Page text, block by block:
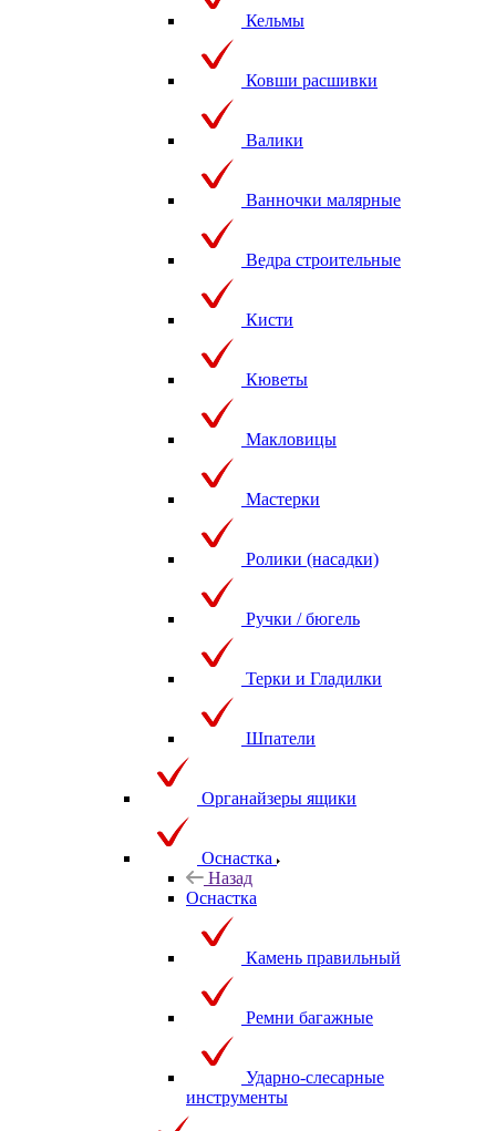
Кельмы
Ковши расшивки
Валики
Ванночки малярные
Ведра строительные
Кисти
Кюветы
Макловицы
Мастерки
Ролики (насадки)
Ручки / бюгель
Терки и Гладилки
Шпатели
Органайзеры ящики
Оснастка
Назад
Оснастка
Камень правильный
Ремни багажные
Ударно-слесарные
инструменты